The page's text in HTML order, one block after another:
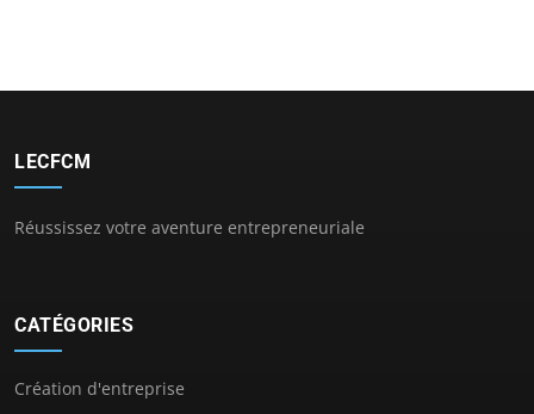
LECFCM
Réussissez votre aventure entrepreneuriale
CATÉGORIES
Création d'entreprise